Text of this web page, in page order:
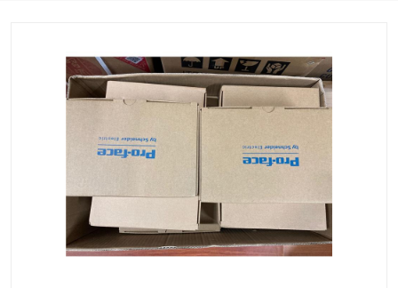
其他
魏德米勒继电器 施迈赛限位开关